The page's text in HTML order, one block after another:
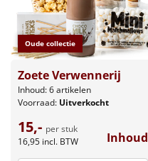
Oude collectie
Zoete Verwennerij
Inhoud: 6 artikelen
Voorraad: Uitverkocht
15,- per stuk
16,95 incl. BTW Inhoud